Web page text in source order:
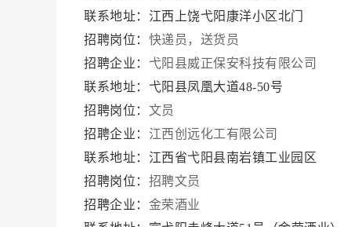
联系地址：江西上饶弋阳康洋小区北门
招聘岗位： 快递员，送货员
招聘企业： 弋阳县威正保安科技有限公司
联系地址：弋阳县凤凰大道48-50号
招聘岗位： 文员
招聘企业： 江西创远化工有限公司
联系地址：江西省弋阳县南岩镇工业园区
招聘岗位： 招聘文员
招聘企业： 金荣酒业